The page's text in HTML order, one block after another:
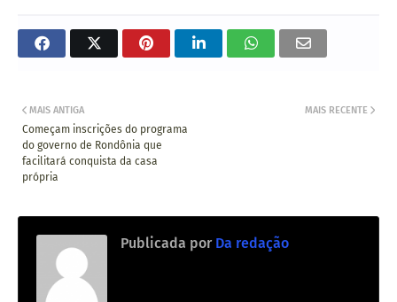
MAIS RECENTE
MAIS ANTIGA
Começam inscrições do programa
do governo de Rondônia que
facilitará conquista da casa
própria
Publicada por Da redação